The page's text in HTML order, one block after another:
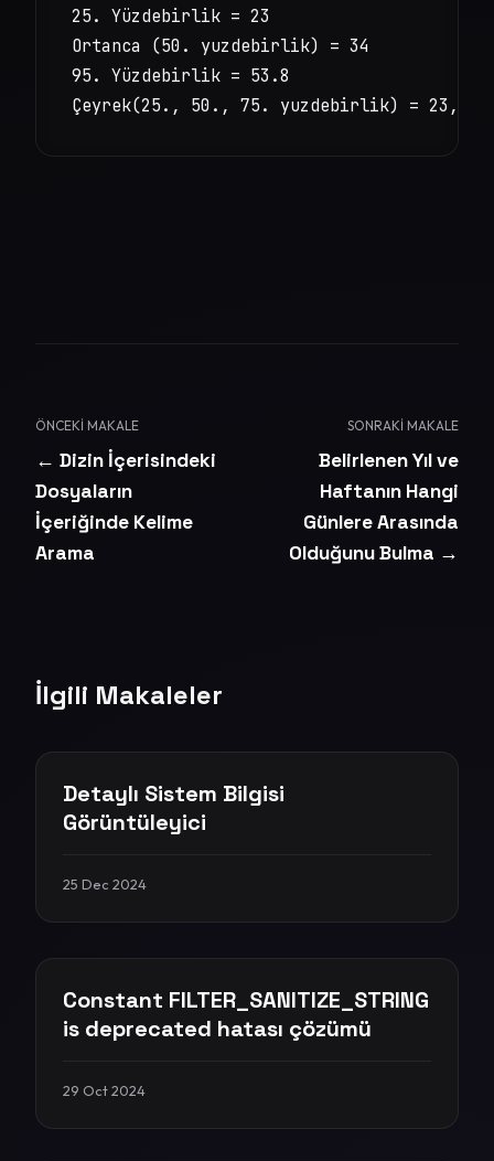
25. Yüzdebirlik = 23
Ortanca (50. yuzdebirlik) = 34
95. Yüzdebirlik = 53.8
ÖNCEKI MAKALE
← Dizin İçerisindeki
Dosyaların
İçeriğinde Kelime
Arama
SONRAKI MAKALE
Belirlenen Yıl ve
Haftanın Hangi
Günlere Arasında
Olduğunu Bulma →
İlgili Makaleler
Detaylı Sistem Bilgisi
Görüntüleyici
25 Dec 2024
Constant FILTER_SANITIZE_STRING
is deprecated hatası çözümü
29 Oct 2024